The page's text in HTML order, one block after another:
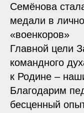
Семёнова
медали в
«военкоров»
Главной цели
командного
к Родине –
Благодарим
бесценный